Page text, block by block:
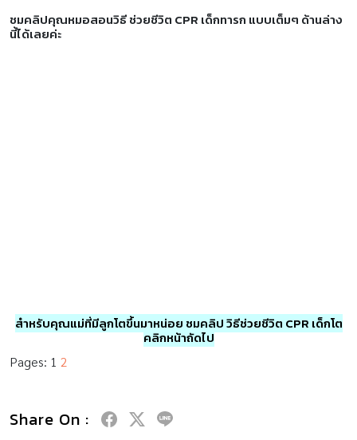
ชมคลิปคุณหมอสอนวิธี ช่วยชีวิต CPR เด็กทารก แบบเต็มๆ ด้านล่าง
นี้ได้เลยค่ะ
สำหรับคุณแม่ที่มีลูกโตขึ้นมาหน่อย ชมคลิป วิธีช่วยชีวิต CPR เด็กโต
คลิกหน้าถัดไป
Pages: 1 2
Share On :